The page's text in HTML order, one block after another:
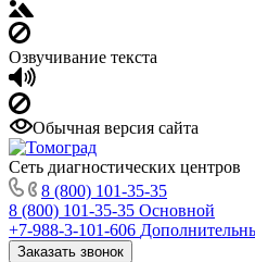
Озвучивание текста
Обычная версия сайта
Сеть диагностических центров
8 (800) 101-35-35
8 (800) 101-35-35 Основной
+7-988-3-101-606
Заказать звонок